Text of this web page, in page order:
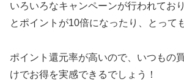
いろいろなキャンペーンが行われてお
とポイントが10倍になったり、とって
ポイント還元率が高いので、いつもの
けでお得を実感できるでしょう！